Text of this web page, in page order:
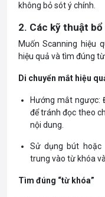
không bỏ sót ý chính.
2. Các kỹ thuật
Muốn Scanning hiệu
hiệu quả và tìm đúng
Di chuyển mắt hiệu
Hướng mắt ngược:
để tránh đọc theo
nội dung.
Sử dụng bút
trung vào từ khóa
Tìm đúng “từ khóa”